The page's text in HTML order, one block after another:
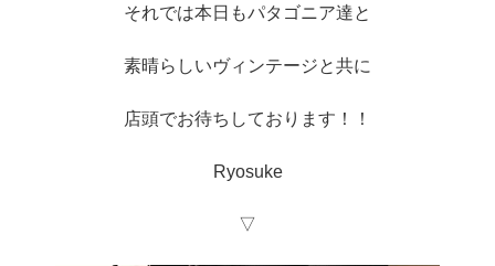
それでは本日もパタゴニア達と
素晴らしいヴィンテージと共に
店頭でお待ちしております！！
Ryosuke
▽